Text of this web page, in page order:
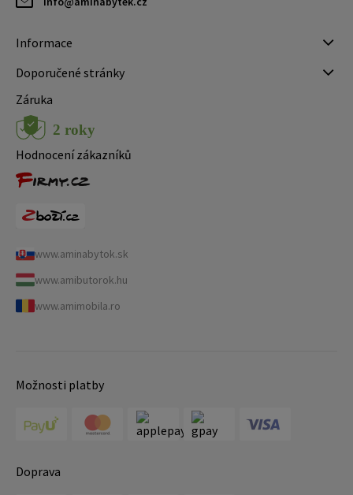
Informace
Doporučené stránky
Záruka
Hodnocení zákazníků
www.aminabytok.sk
www.amibutorok.hu
www.amimobila.ro
Možnosti platby
Doprava